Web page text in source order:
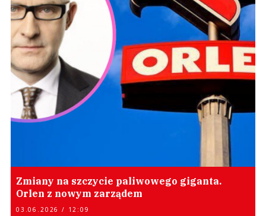
Zmiany na szczycie paliwowego giganta.
Orlen z nowym zarządem
03.06.2026 / 12:09